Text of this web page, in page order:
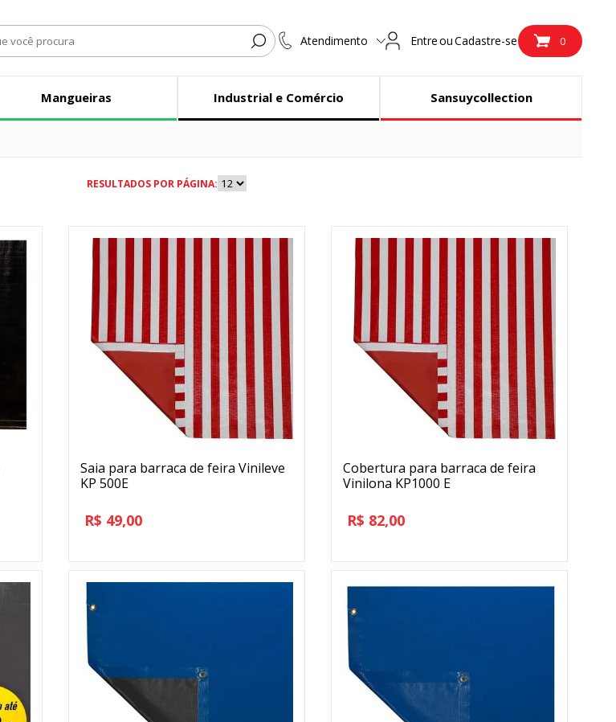
Atendimento EntreouCadastre-se 0
Mangueiras Industrial e Comércio Sansuycollection
Saia para barraca de feira Vinileve
KP 500E
R$ 49,00
Cobertura para barraca de feira
Vinilona KP1000 E
R$ 82,00